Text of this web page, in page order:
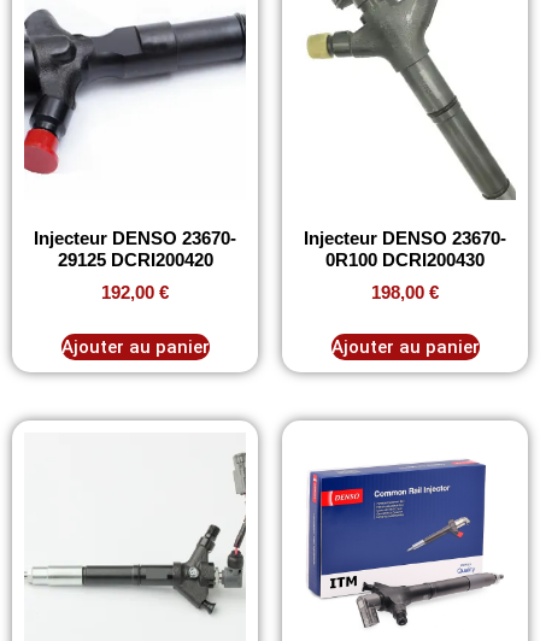
Injecteur DENSO 23670-
29125 DCRI200420
192,00 €
Ajouter au panier
Injecteur DENSO 23670-
0R100 DCRI200430
198,00 €
Ajouter au panier